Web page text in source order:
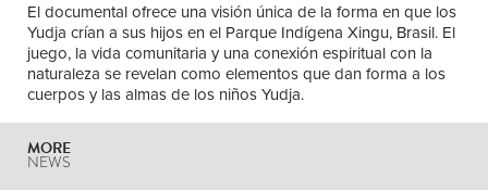
THE MUSEUM
NEWS
LATEST VIDEOS
El documental ofrece una visión única de la forma en que los
Yudja crían a sus hijos en el Parque Indígena Xingu, Brasil. El
juego, la vida comunitaria y una conexión espiritual con la
naturaleza se revelan como elementos que dan forma a los
cuerpos y las almas de los niños Yudja.
MORE
NEWS